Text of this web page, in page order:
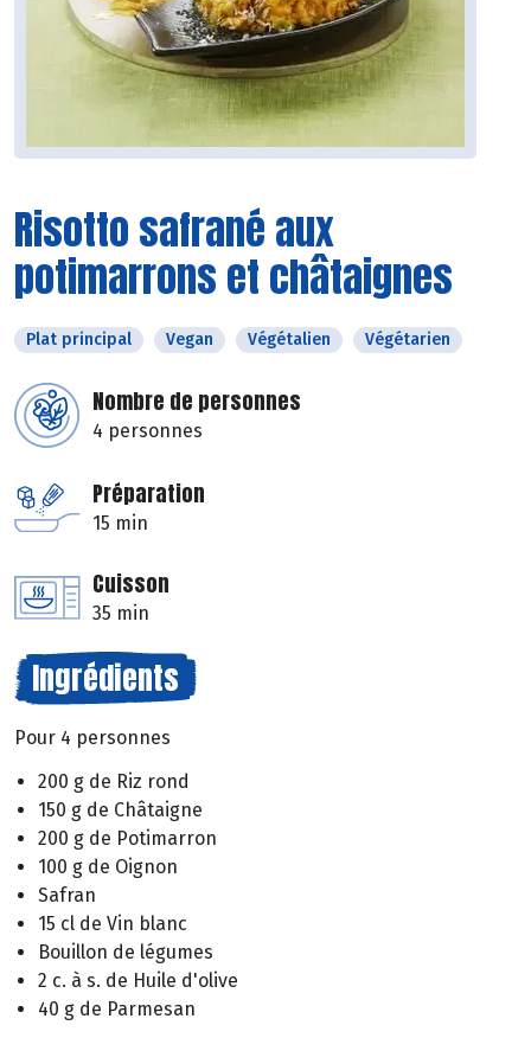
Risotto safrané aux
potimarrons et châtaignes
Plat principal Vegan Végétalien Végétarien
Nombre de personnes
4 personnes
Préparation
15 min
Cuisson
35 min
Ingrédients
Pour 4 personnes
200 g de Riz rond
150 g de Châtaigne
200 g de Potimarron
100 g de Oignon
Safran
15 cl de Vin blanc
Bouillon de légumes
2 c. à s. de Huile d'olive
40 g de Parmesan